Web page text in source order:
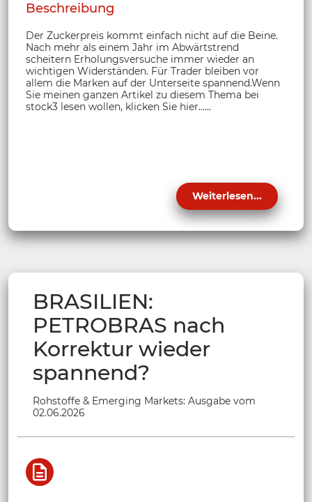
Beschreibung
Der Zuckerpreis kommt einfach nicht auf die Beine.
Nach mehr als einem Jahr im Abwärtstrend
scheitern Erholungsversuche immer wieder an
wichtigen Widerständen. Für Trader bleiben vor
allem die Marken auf der Unterseite spannend.Wenn
Sie meinen ganzen Artikel zu diesem Thema bei
stock3 lesen wollen, klicken Sie hier......
Weiterlesen...
BRASILIEN:
PETROBRAS nach
Korrektur wieder
spannend?
Rohstoffe & Emerging Markets: Ausgabe vom
02.06.2026